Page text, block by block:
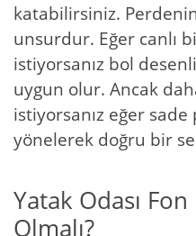
katabilirsiniz.
unsurdur. Eğer canlı
istiyorsanız bol
uygun olur. Ancak
istiyorsanız eğer
yönelerek doğru bir
Yatak Odası
Olmalı?